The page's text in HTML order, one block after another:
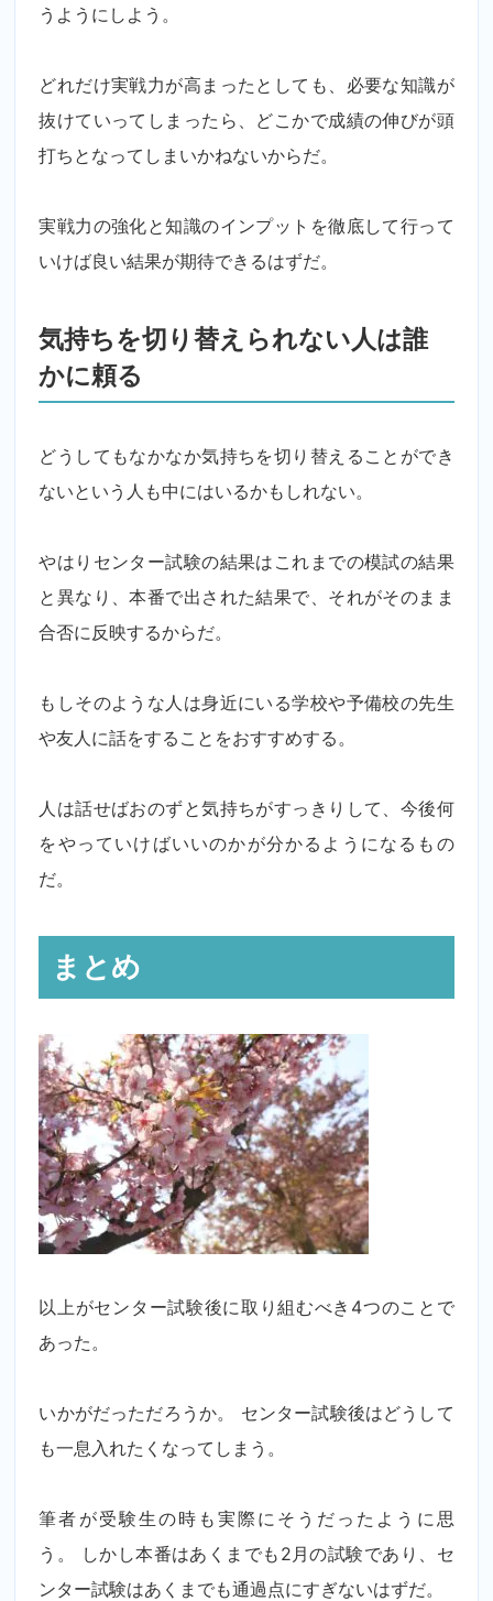
うようにしよう。
どれだけ実戦力が高まったとしても、必要な知識が
抜けていってしまったら、どこかで成績の伸びが頭
打ちとなってしまいかねないからだ。
実戦力の強化と知識のインプットを徹底して行って
いけば良い結果が期待できるはずだ。
気持ちを切り替えられない人は誰
かに頼る
どうしてもなかなか気持ちを切り替えることができ
ないという人も中にはいるかもしれない。
やはりセンター試験の結果はこれまでの模試の結果
と異なり、本番で出された結果で、それがそのまま
合否に反映するからだ。
もしそのような人は身近にいる学校や予備校の先生
や友人に話をすることをおすすめする。
人は話せばおのずと気持ちがすっきりして、今後何
をやっていけばいいのかが分かるようになるもの
だ。
まとめ
以上がセンター試験後に取り組むべき4つのことで
あった。
いかがだっただろうか。 センター試験後はどうして
も一息入れたくなってしまう。
筆者が受験生の時も実際にそうだったように思
う。 しかし本番はあくまでも2月の試験であり、セ
ンター試験はあくまでも通過点にすぎないはずだ。